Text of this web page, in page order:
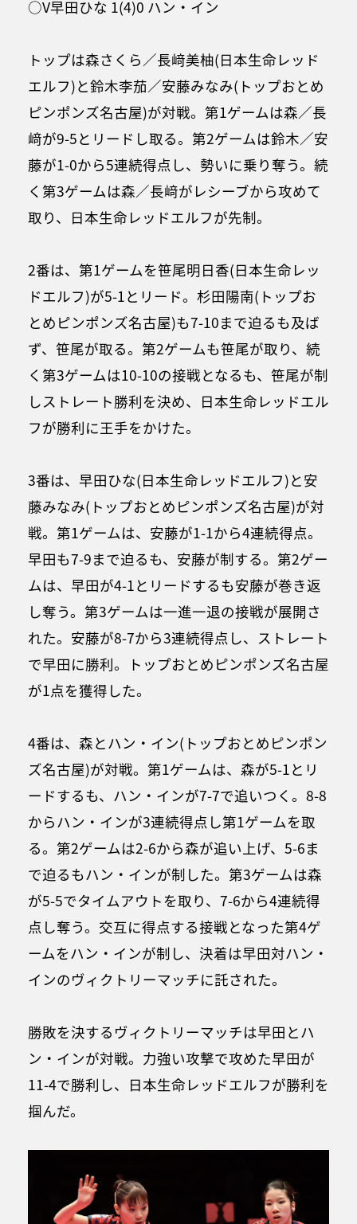
○V早田ひな 1(4)0 ハン・イン
トップは森さくら／長﨑美柚(日本生命レッド
エルフ)と鈴木李茄／安藤みなみ(トップおとめ
ピンポンズ名古屋)が対戦。第1ゲームは森／長
﨑が9-5とリードし取る。第2ゲームは鈴木／安
藤が1-0から5連続得点し、勢いに乗り奪う。続
く第3ゲームは森／長﨑がレシーブから攻めて
取り、日本生命レッドエルフが先制。
2番は、第1ゲームを笹尾明日香(日本生命レッ
ドエルフ)が5-1とリード。杉田陽南(トップお
とめピンポンズ名古屋)も7-10まで迫るも及ば
ず、笹尾が取る。第2ゲームも笹尾が取り、続
く第3ゲームは10-10の接戦となるも、笹尾が制
しストレート勝利を決め、日本生命レッドエル
フが勝利に王手をかけた。
3番は、早田ひな(日本生命レッドエルフ)と安
藤みなみ(トップおとめピンポンズ名古屋)が対
戦。第1ゲームは、安藤が1-1から4連続得点。
早田も7-9まで迫るも、安藤が制する。第2ゲー
ムは、早田が4-1とリードするも安藤が巻き返
し奪う。第3ゲームは一進一退の接戦が展開さ
れた。安藤が8-7から3連続得点し、ストレート
で早田に勝利。トップおとめピンポンズ名古屋
が1点を獲得した。
4番は、森とハン・イン(トップおとめピンポン
ズ名古屋)が対戦。第1ゲームは、森が5-1とリ
ードするも、ハン・インが7-7で追いつく。8-8
からハン・インが3連続得点し第1ゲームを取
る。第2ゲームは2-6から森が追い上げ、5-6ま
で迫るもハン・インが制した。第3ゲームは森
が5-5でタイムアウトを取り、7-6から4連続得
点し奪う。交互に得点する接戦となった第4ゲ
ームをハン・インが制し、決着は早田対ハン・
インのヴィクトリーマッチに託された。
勝敗を決するヴィクトリーマッチは早田とハ
ン・インが対戦。力強い攻撃で攻めた早田が
11-4で勝利し、日本生命レッドエルフが勝利を
掴んだ。